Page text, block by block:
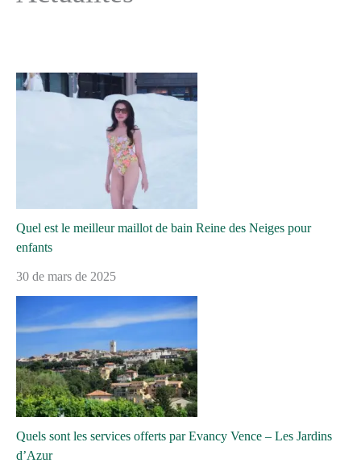
Quel est le meilleur maillot de bain Reine des Neiges pour
enfants
30 de mars de 2025
Quels sont les services offerts par Evancy Vence – Les Jardins
d’Azur